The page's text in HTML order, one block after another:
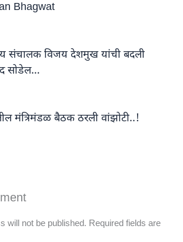
Bhagwat
संचालक विजय देशमुख यांची बदली
सोडेल…
मंत्रिमंडळ बैठक ठरली वांझोटी..!
will not be published. Required fields are